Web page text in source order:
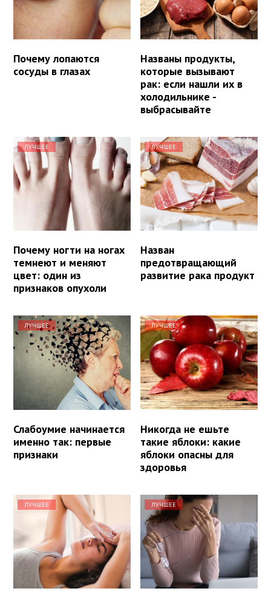
Почему лопаются
сосуды в глазах
Названы продукты,
которые вызывают
рак: если нашли их в
холодильнике -
выбрасывайте
ЛУЧШЕЕ
Почему ногти на ногах
темнеют и меняют
цвет: один из
признаков опухоли
ЛУЧШЕЕ
Назван
предотвращающий
развитие рака продукт
ЛУЧШЕЕ
Слабоумие начинается
именно так: первые
признаки
ЛУЧШЕЕ
Никогда не ешьте
такие яблоки: какие
яблоки опасны для
здоровья
ЛУЧШЕЕ ЛУЧШЕЕ